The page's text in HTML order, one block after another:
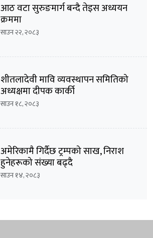
आठ वटा सुरुङमार्ग बन्दै तेइस अध्ययन
क्रममा
साउन २२, २०८३
शीतलादेवी मावि व्यवस्थापन समितिको
अध्यक्षमा दीपक कार्की
साउन १८, २०८३
अमेरिकामै गिर्दैछ ट्रम्पको साख, निराश
हुनेहरूको संख्या बढ्दै
साउन १४, २०८३